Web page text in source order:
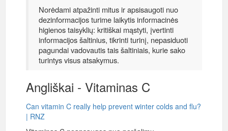
Norėdami atpažinti mitus ir apsisaugoti nuo
dezinformacijos turime laikytis informacinės
higienos taisyklių: kritiškai mąstyti, įvertinti
informacijos šaltinius, tikrinti turinį, nepasiduoti
pagundai vadovautis tais šaltiniais, kurie sako
turintys visus atsakymus.
Angliškai - Vitaminas C
Can vitamin C really help prevent winter colds and flu?
| RNZ